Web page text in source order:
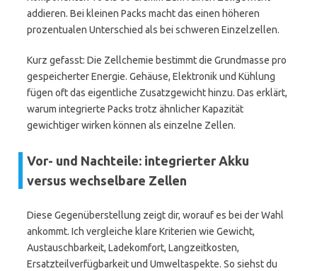
addieren. Bei kleinen Packs macht das einen höheren
prozentualen Unterschied als bei schweren Einzelzellen.
Kurz gefasst: Die Zellchemie bestimmt die Grundmasse pro
gespeicherter Energie. Gehäuse, Elektronik und Kühlung
fügen oft das eigentliche Zusatzgewicht hinzu. Das erklärt,
warum integrierte Packs trotz ähnlicher Kapazität
gewichtiger wirken können als einzelne Zellen.
Vor- und Nachteile: integrierter Akku
versus wechselbare Zellen
Diese Gegenüberstellung zeigt dir, worauf es bei der Wahl
ankommt. Ich vergleiche klare Kriterien wie Gewicht,
Austauschbarkeit, Ladekomfort, Langzeitkosten,
Ersatzteilverfügbarkeit und Umweltaspekte. So siehst du